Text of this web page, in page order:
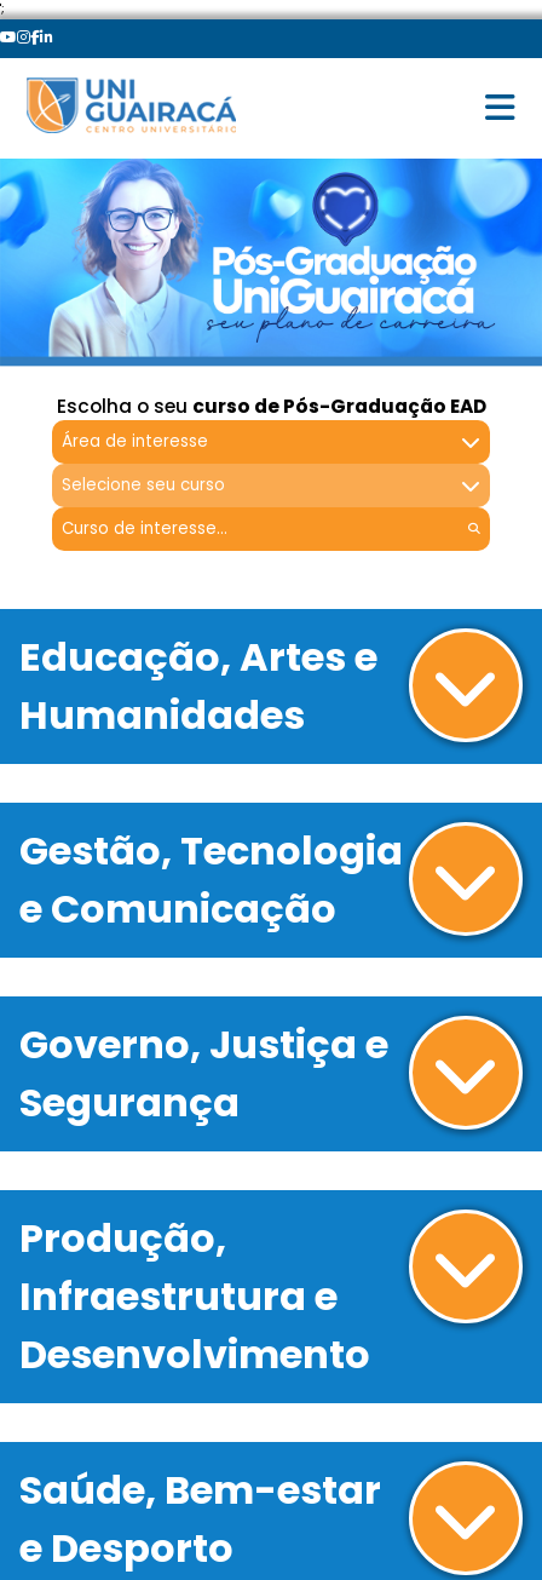
';
Escolha o seu curso de Pós-Graduação EAD
Área de interesse
Selecione seu curso
Educação, Artes e
Humanidades
Gestão, Tecnologia
e Comunicação
Governo, Justiça e
Segurança
Produção,
Infraestrutura e
Desenvolvimento
Saúde, Bem-estar
e Desporto